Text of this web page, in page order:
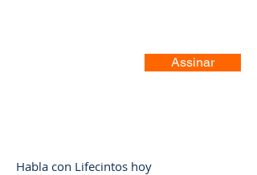
Assinar
Habla con Lifecintos hoy